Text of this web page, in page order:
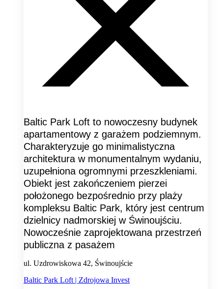
Baltic Park Loft to nowoczesny budynek
apartamentowy z garażem podziemnym.
Charakteryzuje go minimalistyczna
architektura w monumentalnym wydaniu,
uzupełniona ogromnymi przeszkleniami.
Obiekt jest zakończeniem pierzei
położonego bezpośrednio przy plaży
kompleksu Baltic Park, który jest centrum
dzielnicy nadmorskiej w Świnoujściu.
Nowocześnie zaprojektowana przestrzeń
publiczna z pasażem
ul. Uzdrowiskowa 42, Świnoujście
Baltic Park Loft | Zdrojowa Invest